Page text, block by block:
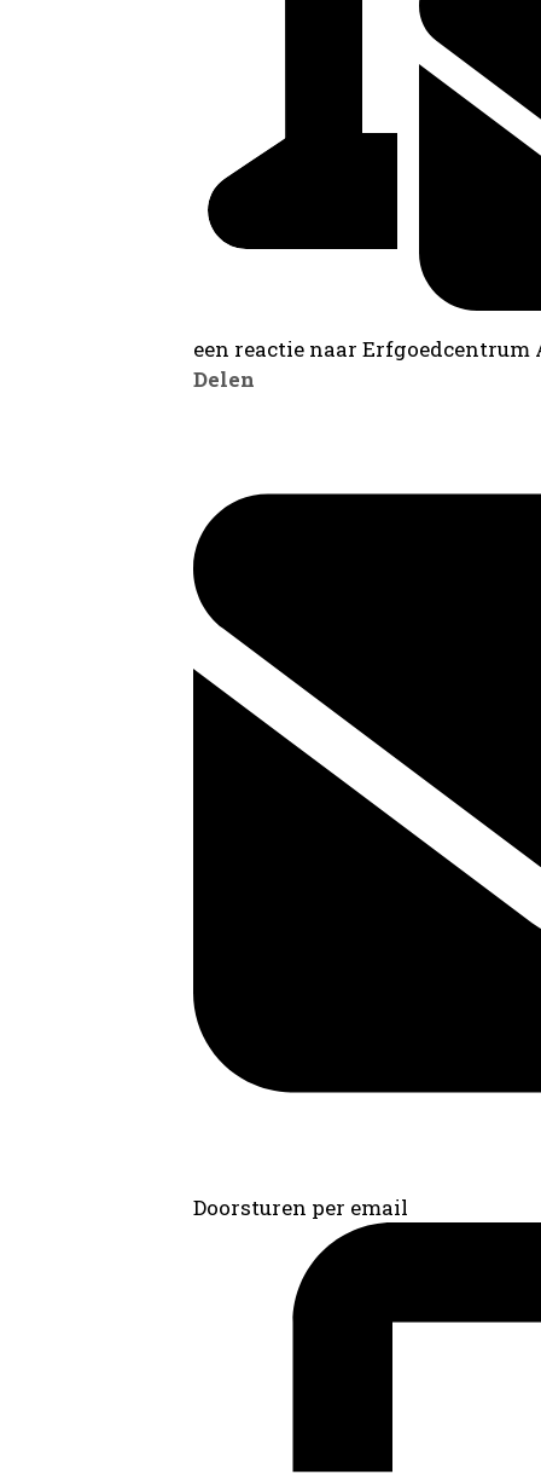
een reactie naar
Delen
Doorsturen per email